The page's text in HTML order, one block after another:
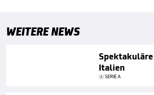
WEITERE NEWS
Italien
SERIE A